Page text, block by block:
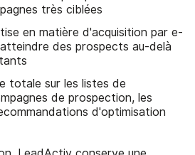
très ciblées
en matière d'acquisition par e-
des prospects au-delà
totale sur les listes de
de prospection, les
d'optimisation